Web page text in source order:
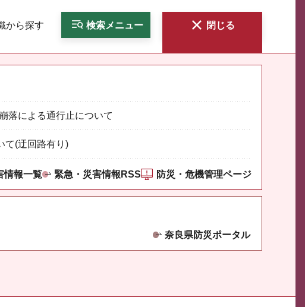
から探す 検索メニュー 閉じる
落による通行止について
て(迂回路有り)
情報一覧 緊急・災害情報RSS 防災・危機管理ページ
奈良県防災ポータル